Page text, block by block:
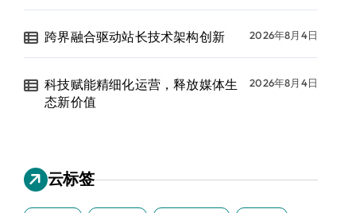
跨界融合驱动站长技术架构创新 2026年8月4日
科技赋能精细化运营，释放媒体生
态新价值
2026年8月4日
云标签